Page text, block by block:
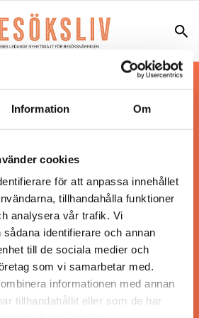
Information Om
cookies
för att anpassa innehållet
tillhandahålla funktioner
analysera vår trafik. Vi
identifierare och annan
till de sociala medier och
som vi samarbetar med.
informationen med annan
tillhandahållit eller som de har
landets mest uppdaterade
inom besöksnäringen.
form är ett affärsmagasin
ges ut avVisita
UTGIVARE
Siljhammar
UPPHOVSRÄTT